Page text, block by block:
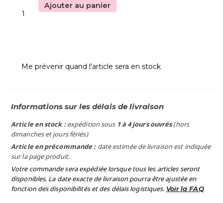
Ajouter au panier
Me prévenir quand l'article sera en stock
Informations sur les délais de livraison
Article en stock :expédition sous 1 à 4 jours ouvrés(hors
dimanches et jours fériés)
Article en précommande : date estimée de livraison est indiquée
sur la page produit.
Votre commande sera expédiée lorsque tous les articles seront
disponibles. La date exacte de livraison pourra être ajustée en
fonction des disponibilités et des délais logistiques. Voir la FAQ